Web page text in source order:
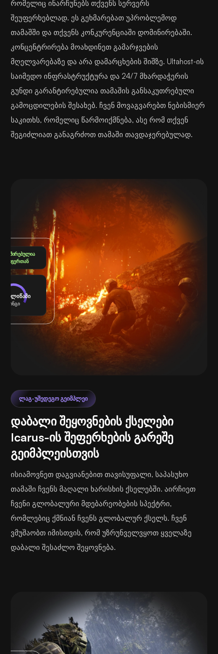
რომელიც ინარჩუნებს თქვენს სერვერს
შეუფერხებლად. ეს გეხმარებათ უპრობლემოდ
თამაშში და თქვენს კონკურენციაში დომინირებაში.
კონცენტრირება მოახდინეთ გამარჯვების
მღელვარებაზე და არა დამარცხების შიშზე. Ultahost-ის
საიმედო ინფრასტრუქტურა და 24/7 მხარდაჭერის
გუნდი გარანტირებულია თამაშის განსაკუთრებული
გამოცდილების შესახებ. ჩვენ მოვაგვარებთ ნებისმიერ
საკითხს, რომელიც წარმოიქმნება, ასე რომ თქვენ
შეგიძლიათ განაგრძოთ თამაში თავდაჯერებულად.
სერვერთან
მილიწამი
პინგი
ᲚᲐᲒ-ᲣᲨᲔᲓᲔᲒᲝ ᲒᲔᲘᲛᲞᲚᲔᲘ
დაბალი შეყოვნების ქსელები
Icarus-ის შეფერხების გარეშე
გეიმპლეისთვის
ისიამოვნეთ დაგვიანებით თავისუფალი, საპასუხო
თამაში ჩვენს მაღალი ხარისხის ქსელებში. აირჩიეთ
ჩვენი გლობალური მდებარეობების სპექტრი,
რომლებიც ქმნიან ჩვენს გლობალურ ქსელს. ჩვენ
ვმუშაობთ იმისთვის, რომ უზრუნველვყოთ ყველაზე
დაბალი შესაძლო შეყოვნება.